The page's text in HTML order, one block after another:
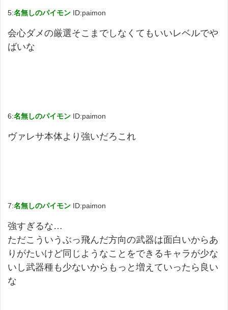
5:名無しのパイモン ID:paimon
会心ダメの厳選そこまでしなくてもいいレベルでや
ばいな
6:名無しのパイモン ID:paimon
ヴァレサ本体より強いだろこれ
7:名無しのパイモン ID:paimon
強すぎるな…
ただこういうぶっ飛んだ方向の武器は面白いからあ
りがたいけど同じようなことをできるキャラが少な
いし武器種も少ないからもっと増えていったら良い
な